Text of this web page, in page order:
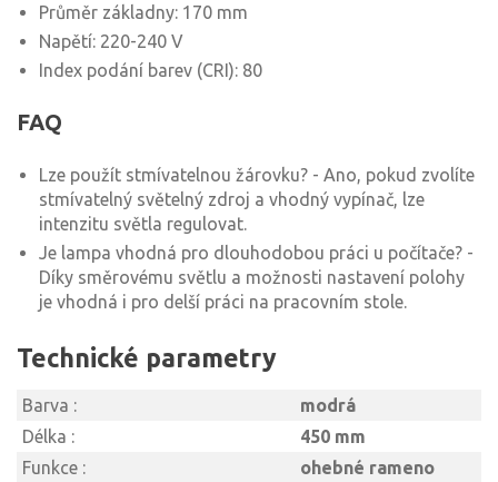
Průměr základny: 170 mm
Napětí: 220-240 V
Index podání barev (CRI): 80
FAQ
Lze použít stmívatelnou žárovku? - Ano, pokud zvolíte
stmívatelný světelný zdroj a vhodný vypínač, lze
intenzitu světla regulovat.
Je lampa vhodná pro dlouhodobou práci u počítače? -
Díky směrovému světlu a možnosti nastavení polohy
je vhodná i pro delší práci na pracovním stole.
Technické parametry
Barva :
modrá
Délka :
450 mm
Funkce :
ohebné rameno